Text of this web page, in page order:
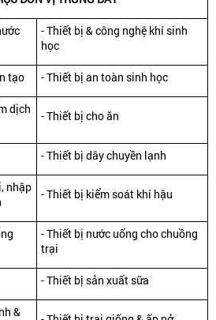
- Thiết bị & công nghệ khí sinh
học
tạo - Thiết bị an toàn sinh học
dịch
- Thiết bị cho ăn
- Thiết bị dây chuyền lạnh
nhập
- Thiết bị kiểm soát khí hậu
- Thiết bị nước uống cho chuồng
trại
- Thiết bị sản xuất sữa
&